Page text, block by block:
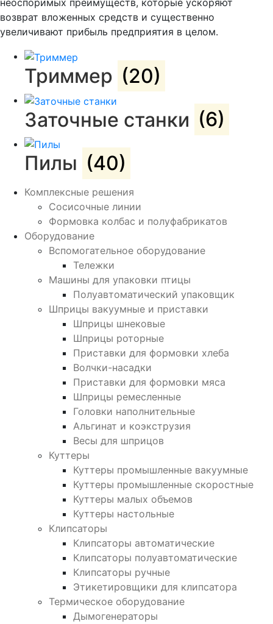
неоспоримых преимуществ, которые ускоряют
возврат вложенных средств и существенно
увеличивают прибыль предприятия в целом.
Триммер (20)
Заточные станки (6)
Пилы (40)
Комплексные решения
Сосисочные линии
Формовка колбас и полуфабрикатов
Оборудование
Вспомогательное оборудование
Тележки
Машины для упаковки птицы
Полуавтоматический упаковщик
Шприцы вакуумные и приставки
Шприцы шнековые
Шприцы роторные
Приставки для формовки хлеба
Волчки-насадки
Приставки для формовки мяса
Шприцы ремесленные
Головки наполнительные
Альгинат и коэкструзия
Весы для шприцов
Куттеры
Куттеры промышленные вакуумные
Куттеры промышленные скоростные
Куттеры малых объемов
Куттеры настольные
Клипсаторы
Клипсаторы автоматические
Клипсаторы полуавтоматические
Клипсаторы ручные
Этикетировщики для клипсатора
Термическое оборудование
Дымогенераторы